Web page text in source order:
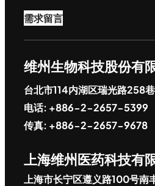
需求留言
维州生物科技股份有
台北市114内湖区瑞光路258
电话: +886-2-2657-5399
传真: +886-2-2657-9678
上海维州医药科技有
上海市长宁区遵义路100号